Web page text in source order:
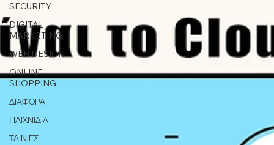
SECURITY
DIGITAL
MARKETING
WEB DESIGN
ONLINE
SHOPPING
ΔΙΑΦΟΡΑ
ΠΑΙΧΝΙΔΙΑ
ΤΑΙΝΙΕΣ